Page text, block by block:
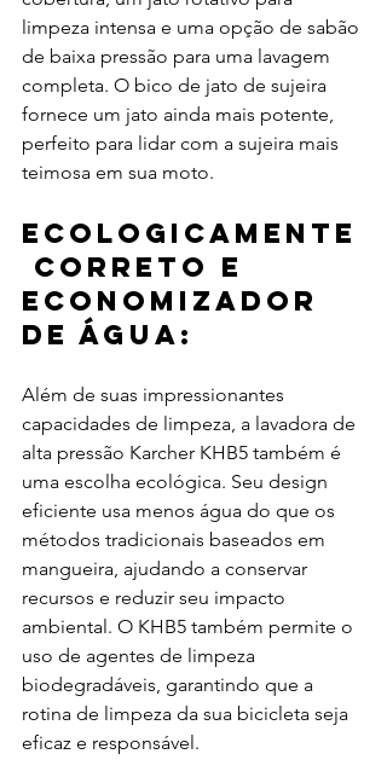
limpeza intensa e uma opção de sabão
de baixa pressão para uma lavagem
completa. O bico de jato de sujeira
fornece um jato ainda mais potente,
perfeito para lidar com a sujeira mais
teimosa em sua moto.
Ecologicamente
correto e
economizador
de água:
Além de suas impressionantes
capacidades de limpeza, a lavadora de
alta pressão Karcher KHB5 também é
uma escolha ecológica. Seu design
eficiente usa menos água do que os
métodos tradicionais baseados em
mangueira, ajudando a conservar
recursos e reduzir seu impacto
ambiental. O KHB5 também permite o
uso de agentes de limpeza
biodegradáveis, garantindo que a
rotina de limpeza da sua bicicleta seja
eficaz e responsável.